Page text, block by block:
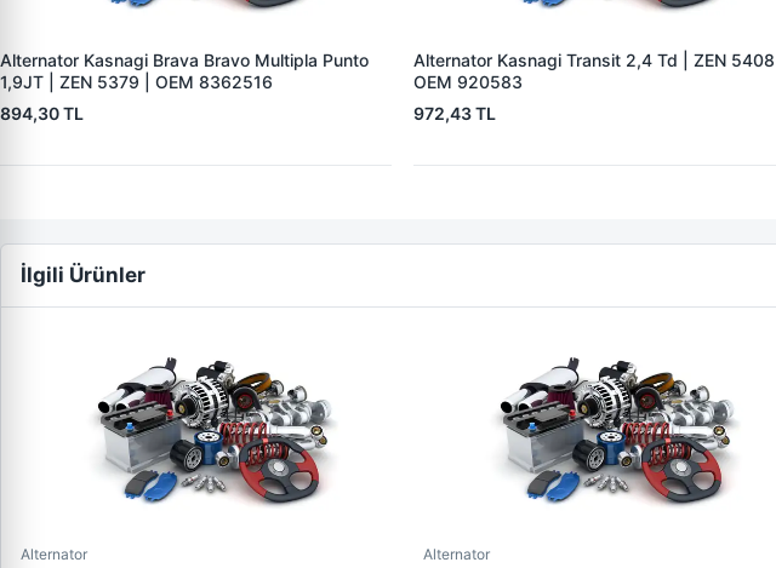
Alternator Kasnagi Brava Bravo Multipla Punto
1,9JT | ZEN 5379 | OEM 8362516
894,30 TL
Alternator Kasnagi Transit 2,4 Td | ZEN 5408 |
OEM 920583
972,43 TL
İlgili Ürünler
Alternator Alternator